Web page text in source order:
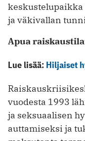
keskustelupaikka
ja väkivallan
Apua
Lue lisää: Hiljaiset
vuodesta 1993
ja seksuaalisen
auttamiseksi ja